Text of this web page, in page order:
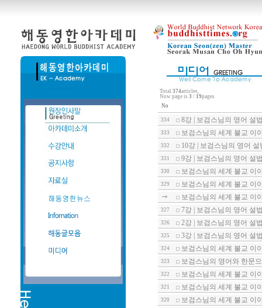
Total 374articles,
Now page is 3 / 19pages
No
334 8강 | 보검스님의 영어 설
333 보검스님의 세계 불교 이
332 10강 | 보검스님의 영어 설
331 9강 | 보검스님의 영어 설
330 보검스님의 세계 불교 이
329
보검스님의 세계 불교 이
보검스님의 세계 불교 이
327 7강 | 보검스님의 영어 설
326 2강 | 보검스님의 영어 설
325 3강 | 보검스님의 영어 설
324 보검스님의 세계 불교 이
323 보검스님의 영어와 한문
322 보검스님의 세계 불교 이
321 보검스님의 세계 불교 이
320 보검스님의 세계 불교 이